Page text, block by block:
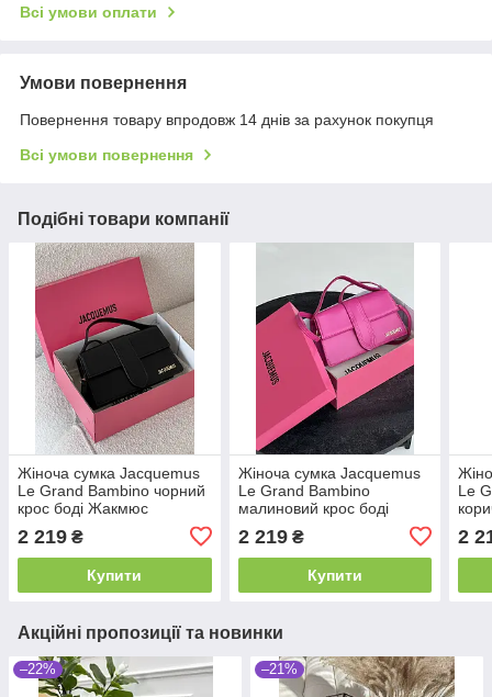
Всі умови оплати
Умови повернення
Повернення товару впродовж 14 днів за рахунок покупця
Всі умови повернення
Подібні товари компанії
Жіноча сумка Jacquemus
Le Grand Bambino чорний
крос боді Жакмюс
2 219 ₴
Купити
Жіноча сумка Jacquemus
Le Grand Bambino
малиновий крос боді
2 219₴
Купити
Le
2
Акційні пропозиції та новинки
–22% –21%